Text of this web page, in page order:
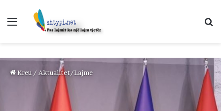
Menu
Kreu / Aktualitet/Lajme